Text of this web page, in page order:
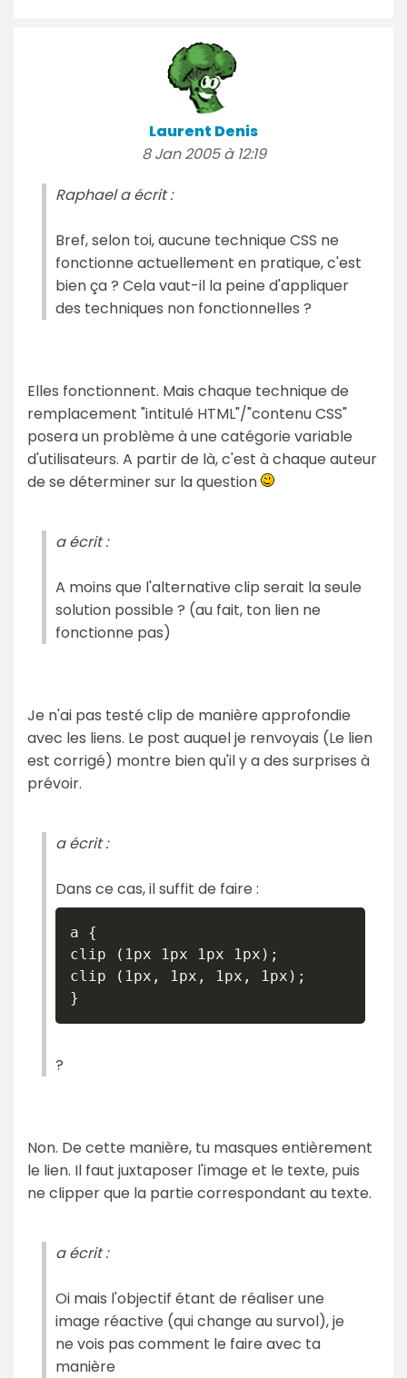
Laurent Denis
8 Jan 2005 à 12:19
Raphael a écrit :
Bref, selon toi, aucune technique CSS ne
fonctionne actuellement en pratique, c'est
bien ça ? Cela vaut-il la peine d'appliquer
des techniques non fonctionnelles ?
Elles fonctionnent. Mais chaque technique de
remplacement "intitulé HTML"/"contenu CSS"
posera un problème à une catégorie variable
d'utilisateurs. A partir de là, c'est à chaque auteur
de se déterminer sur la question
a écrit :
A moins que l'alternative clip serait la seule
solution possible ? (au fait, ton lien ne
fonctionne pas)
Je n'ai pas testé clip de manière approfondie
avec les liens. Le post auquel je renvoyais (Le lien
est corrigé) montre bien qu'il y a des surprises à
prévoir.
a écrit :
Dans ce cas, il suffit de faire :
a {
clip (1px 1px 1px 1px);
clip (1px, 1px, 1px, 1px);
}
?
Non. De cette manière, tu masques entièrement
le lien. Il faut juxtaposer l'image et le texte, puis
ne clipper que la partie correspondant au texte.
a écrit :
Oi mais l'objectif étant de réaliser une
image réactive (qui change au survol), je
ne vois pas comment le faire avec ta
manière